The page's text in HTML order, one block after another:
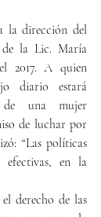
la dirección del
la Lic. María
2017. A quien
diario estará
de una mujer
de luchar por
“Las políticas
efectivas, en la